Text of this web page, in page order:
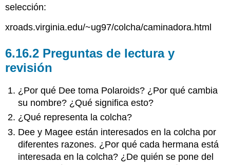
selección:
xroads.virginia.edu/~ug97/colcha/caminadora.html
6.16.2 Preguntas de lectura y
revisión
¿Por qué Dee toma Polaroids? ¿Por qué cambia
su nombre? ¿Qué significa esto?
¿Qué representa la colcha?
Dee y Magee están interesados en la colcha por
diferentes razones. ¿Por qué cada hermana está
interesada en la colcha? ¿De quién se pone del